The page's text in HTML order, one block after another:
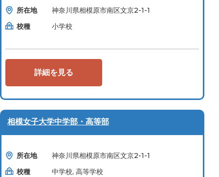
所在地
神奈川県相模原市南区文京2-1-1
校種
小学校
詳細を見る
相模女子大学中学部・高等部
所在地
神奈川県相模原市南区文京2-1-1
校種
中学校, 高等学校